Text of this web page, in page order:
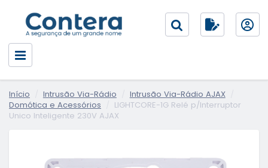
Início Intrusão Via-Rádio
Intrusão Via-Rádio AJAX
Domótica e Acessórios
LIGHTCORE-1G Relé p/Interruptor
Unico Inteligente 230V AJAX